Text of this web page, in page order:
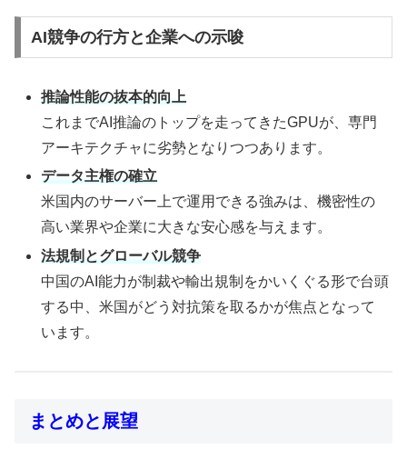
AI競争の行方と企業への示唆
推論性能の抜本的向上
これまでAI推論のトップを走ってきたGPUが、専門
アーキテクチャに劣勢となりつつあります。
データ主権の確立
米国内のサーバー上で運用できる強みは、機密性の
高い業界や企業に大きな安心感を与えます。
法規制とグローバル競争
中国のAI能力が制裁や輸出規制をかいくぐる形で台頭
する中、米国がどう対抗策を取るかが焦点となって
います。
まとめと展望